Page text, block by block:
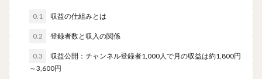
0.1 収益の仕組みとは
0.2 登録者数と収入の関係
0.3
収益公開：チャンネル登録者1,000人で月の収益は約1,800円
～3,600円